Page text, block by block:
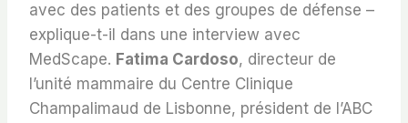
avec des patients et des groupes de défense –
explique-t-il dans une interview avec
MedScape. Fatima Cardoso, directeur de
l’unité mammaire du Centre Clinique
Champalimaud de Lisbonne, président de l’ABC